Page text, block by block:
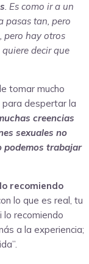
. Es como ir a un
pasas tan, pero
pero hay otros
decir que
tomar mucho
para despertar la
creencias
sexuales no
podemos trabajar
recomiendo
lo que es real, tu
recomiendo
a la experiencia;